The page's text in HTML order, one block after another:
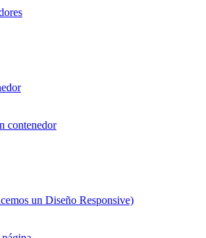
contenedor
un Diseño Responsive)